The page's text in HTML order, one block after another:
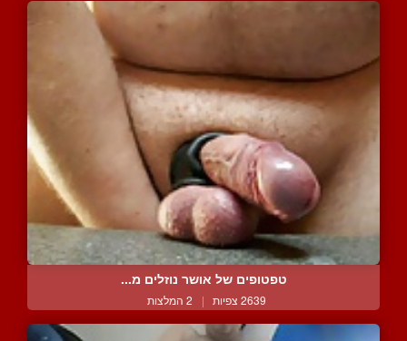
טפטופים של אושר נוזלים מ...
2639 צפיות | 2 המלצות